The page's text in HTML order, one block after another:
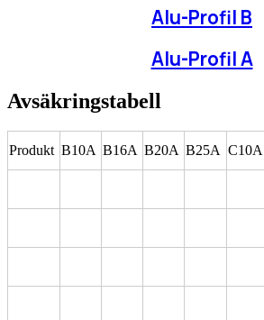
Alu-Profil B
Alu-Profil A
Avsäkringstabell
Produkt B10A B16A B20A B25A C10A